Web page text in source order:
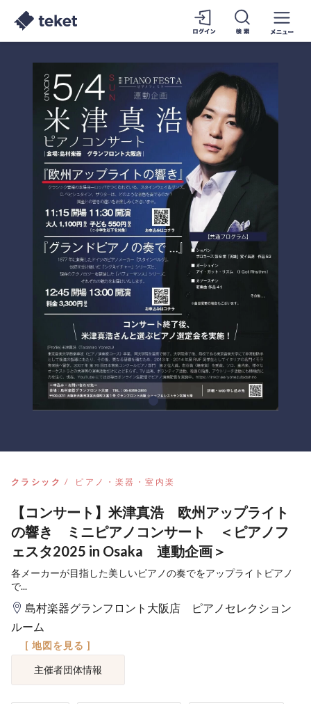
クラシック ピアノ・楽器・室内楽
【コンサート】米津真浩 欧州アップライト
の響き ミニピアノコンサート ＜ピアノフ
ェスタ2025 in Osaka 連動企画＞
各メーカーが目指した美しいピアノの奏でをアップライトピアノ
で...
島村楽器グランフロント大阪店 ピアノセレクション
ルーム
[ 地図を見る ]
主催者団体情報